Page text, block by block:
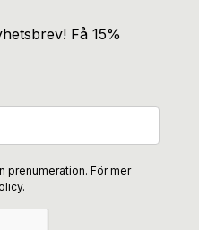
Få 15%
prenumeration. För mer
.